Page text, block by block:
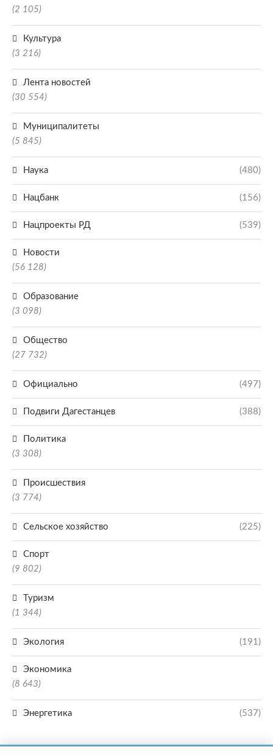
(2 105)
Культура
(3 216)
Лента новостей
(30 554)
Муниципалитеты
(5 845)
Наука (480)
Нацбанк (156)
Нацпроекты РД (539)
Новости
(56 128)
Образование
(3 098)
Общество
(27 732)
Официально (497)
Подвиги Дагестанцев (388)
Политика
(3 308)
Происшествия
(3 774)
Сельское хозяйство (225)
Спорт
(9 802)
Туризм
(1 344)
Экология (191)
Экономика
(8 643)
Энергетика (537)